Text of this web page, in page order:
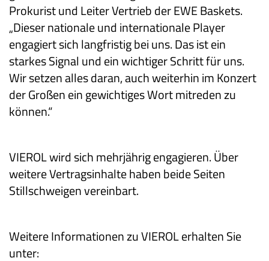
Prokurist und Leiter Vertrieb der EWE Baskets.
„Dieser nationale und internationale Player
engagiert sich langfristig bei uns. Das ist ein
starkes Signal und ein wichtiger Schritt für uns.
Wir setzen alles daran, auch weiterhin im Konzert
der Großen ein gewichtiges Wort mitreden zu
können.“
VIEROL wird sich mehrjährig engagieren. Über
weitere Vertragsinhalte haben beide Seiten
Stillschweigen vereinbart.
Weitere Informationen zu VIEROL erhalten Sie
unter: